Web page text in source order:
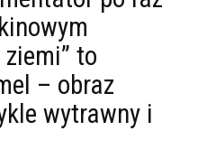
to
– obraz
wytrawny i